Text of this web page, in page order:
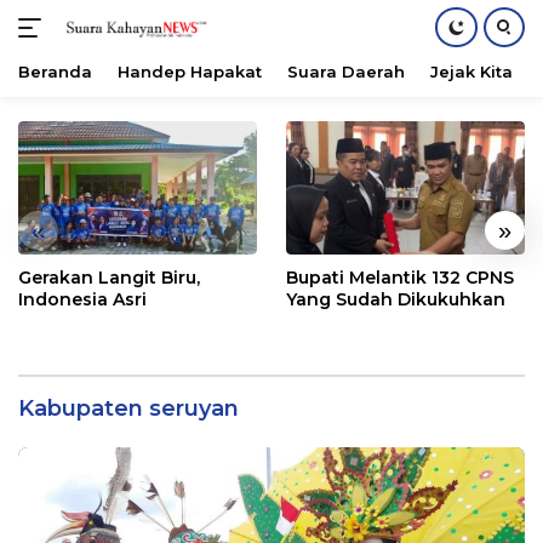
konten
Beranda Handep Hapakat Suara Daerah Jejak Kita
« »
Gerakan Langit Biru,
Indonesia Asri
Bupati Melantik 132 CPNS
Yang Sudah Dikukuhkan
Kabupaten seruyan